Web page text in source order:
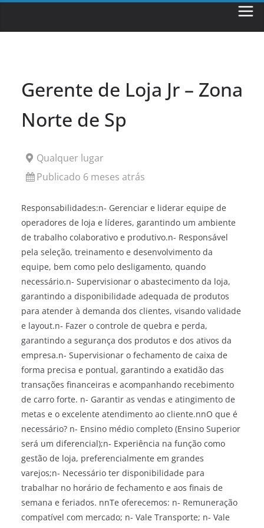
Gerente de Loja Jr – Zona
Norte de Sp
Qualquer lugar
Publicado 6 meses atrás
Responsabilidades:n- Gerenciar e liderar equipe de
operadores de loja e líderes, garantindo um ambiente
de trabalho colaborativo e produtivo.n- Responsável
pela seleção, treinamento e desenvolvimento da
equipe, bem como pelo desligamento, quando
necessário.n- Supervisionar o abastecimento da loja,
garantindo a disponibilidade adequada de produtos
para atender à demanda dos clientes, visando validade
e layout.n- Fazer o controle de quebra e perda,
garantindo a segurança dos produtos e dos ativos da
empresa.n- Supervisionar o fechamento de caixa de
forma precisa e pontual, garantindo a exatidão das
transações financeiras e acompanhando recebimento
de carro forte. n- Garantir as vendas e atingimento de
metas e o excelente atendimento ao cliente.nnO que é
necessário? n- Ensino médio completo (Ensino Superior
será um diferencial);n- Experiência na função como
gestão de loja, preferencialmente em grandes
varejos;n- Necessário ter disponibilidade para
trabalhar no horário de fechamento e aos finais de
semana e feriados. nnTe oferecemos: n- Remuneração
compatível com mercado; n- Vale Transporte; n- Vale